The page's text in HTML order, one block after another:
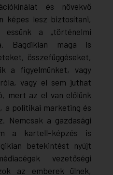
és növekvő
képes lesz biztosítani,
a „történelmi
Bagdikian maga is
összefüggéseket,
a figyelmünket, vagy
vagy el sem juthat
mert az el van előlünk
a politikai marketing és
Nemcsak a gazdasági
a kartell-képzés is
betekintést nyújt
vezetőségi
az emberek ülnek,